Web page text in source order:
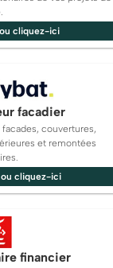
cliquez-ici
facadier
facades, couvertures,
et remontées
cliquez-ici
financier